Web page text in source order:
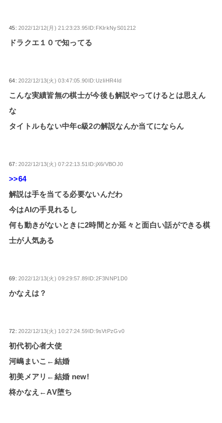
45:2022/12/12(月) 21:23:23.95ID:FKIrkNyS01212
ドラクエ１０で知ってる
64:2022/12/13(火) 03:47:05.90ID:UzIiHR4Id
こんな実績皆無の棋士が今後も解説やってけるとは思えん
な
タイトルもない中年c級2の解説なんか当てにならん
67:2022/12/13(火) 07:22:13.51ID:jX6/VBOJ0
>>64
解説は手を当てる必要ないんだわ
今はAIの手見れるし
何も動きがないときに2時間とか延々と面白い話ができる棋
士が人気ある
69:2022/12/13(火) 09:29:57.89ID:2F3NNP1D0
かなえは？
72:2022/12/13(火) 10:27:24.59ID:9sVtPzGv0
初代初心者大使
河嶋まいこ←結婚
初美メアリ←結婚 new!
柊かなえ←AV堕ち